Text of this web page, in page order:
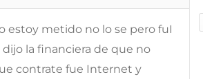
estoy metido no lo se pero fuI
la financiera de que no
contrate fue Internet y